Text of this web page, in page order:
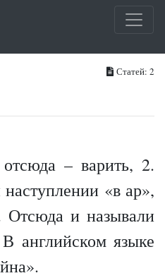
Статей: 2
– варить, 2.
«в ар»,
Отсюда и называли
английском языке